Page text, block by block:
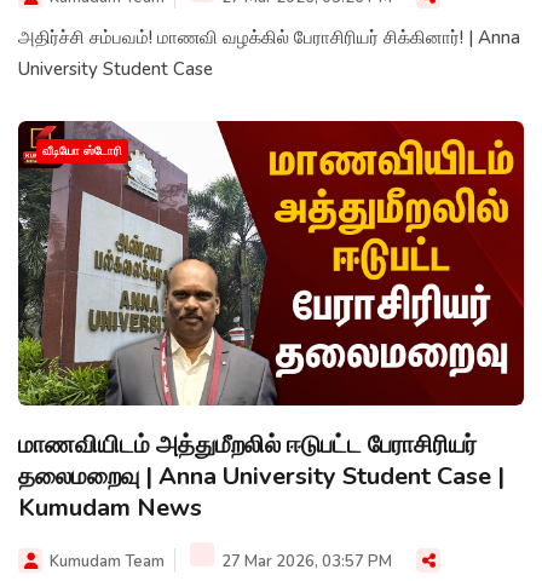
அதிர்ச்சி சம்பவம்! மாணவி வழக்கில் பேராசிரியர் சிக்கினார்! | Anna
University Student Case
வீடியோ ஸ்டோரி
மாணவியிடம் அத்துமீறலில் ஈடுபட்ட பேராசிரியர்
தலைமறைவு | Anna University Student Case |
Kumudam News
Kumudam Team 27 Mar 2026, 03:57 PM